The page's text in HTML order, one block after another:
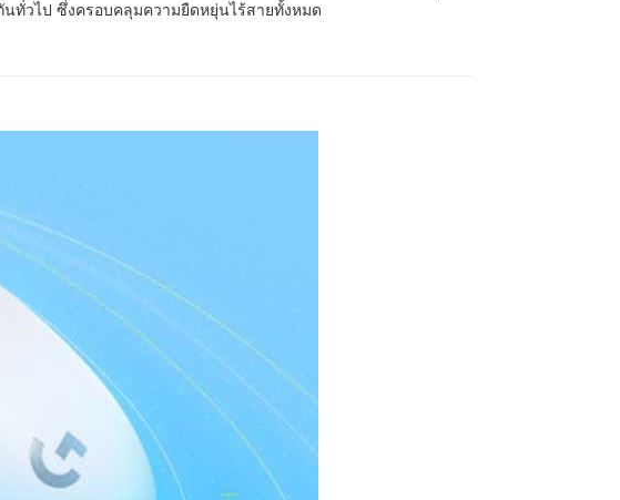
นทั่วไป ซึ่งครอบคลุมความยืดหยุ่นไร้สายทั้งหมด